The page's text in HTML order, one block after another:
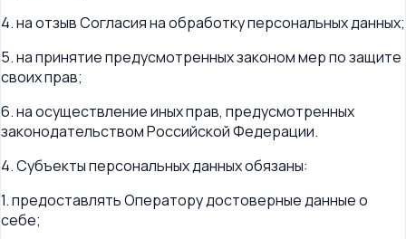
4. на отзыв Согласия на обработку персональных данных;
5. на принятие предусмотренных законом мер по защите
своих прав;
6. на осуществление иных прав, предусмотренных
законодательством Российской Федерации.
4. Субъекты персональных данных обязаны:
1. предоставлять Оператору достоверные данные о
себе;